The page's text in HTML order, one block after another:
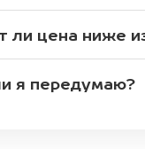
ли цена ниже
я передумаю?